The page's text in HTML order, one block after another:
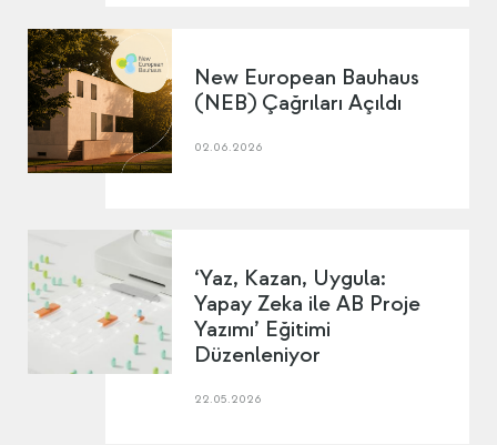
New European Bauhaus
(NEB) Çağrıları Açıldı
02.06.2026
‘Yaz, Kazan, Uygula:
Yapay Zeka ile AB Proje
Yazımı’ Eğitimi
Düzenleniyor
22.05.2026